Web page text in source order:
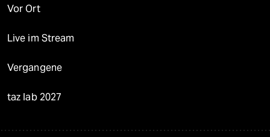
Vor Ort
Live im Stream
Vergangene
taz lab 2027